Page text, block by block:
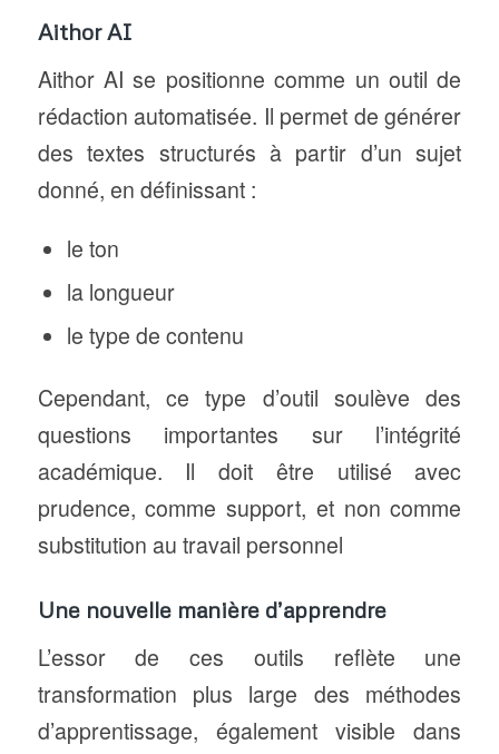
Aithor AI
Aithor AI se positionne comme un outil de
rédaction automatisée. Il permet de générer
des textes structurés à partir d’un sujet
donné, en définissant :
le ton
la longueur
le type de contenu
Cependant, ce type d’outil soulève des
questions importantes sur l’intégrité
académique. Il doit être utilisé avec
prudence, comme support, et non comme
substitution au travail personnel
Une nouvelle manière d’apprendre
L’essor de ces outils reflète une
transformation plus large des méthodes
d’apprentissage, également visible dans